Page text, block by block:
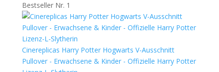
Bestseller Nr. 1
Cinereplicas Harry Potter Hogwarts V-Ausschnitt
Pullover - Erwachsene & Kinder - Offizielle Harry Potter